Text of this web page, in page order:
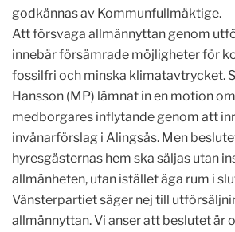
godkännas av Kommunfullmäktige.
Att försvaga allmännyttan genom
innebär försämrade möjligheter för
fossilfri och minska klimatavtrycket.
Hansson (MP) lämnat in en motion
medborgares inflytande genom att
invånarförslag i Alingsås. Men
hyresgästernas hem ska säljas utan
allmänheten, utan istället äga rum i
Vänsterpartiet säger nej till
allmännyttan. Vi anser att beslutet är